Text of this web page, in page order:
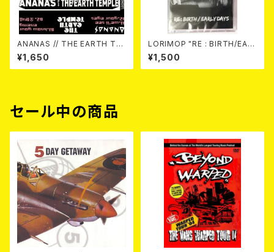
ANANAS // THE EARTH TE
MPLE / (Split) "Uron Alpha
Split Series 1" TAPE (Ltd.2
50 with DL) カセットテープ
¥1,650
LORIMOP "RE : BIRTH/EAR
LY DAYS" TAPE (Ltd.100)
¥1,500
セール中の商品